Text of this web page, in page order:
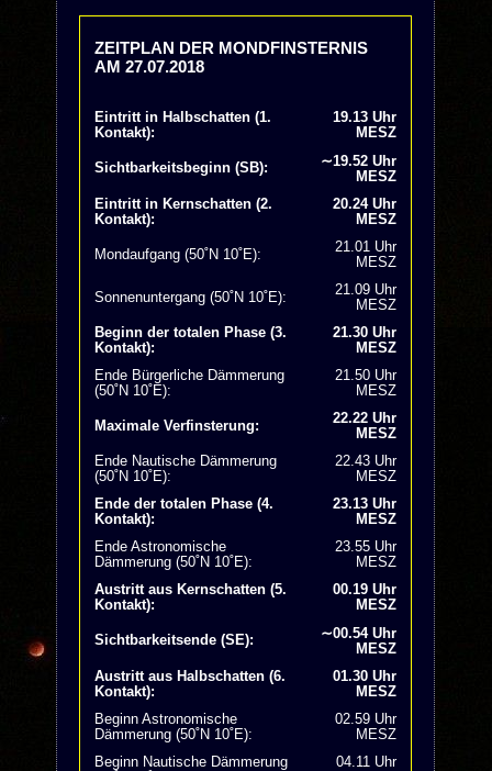
ZEITPLAN DER MONDFINSTERNIS
AM 27.07.2018
Eintritt in Halbschatten (1.
Kontakt):
19.13 Uhr
MESZ
Sichtbarkeitsbeginn (SB):
∼19.52 Uhr
MESZ
Eintritt in Kernschatten (2.
Kontakt):
20.24 Uhr
MESZ
Mondaufgang (50˚N 10˚E):
21.01 Uhr
MESZ
Sonnenuntergang (50˚N 10˚E):
21.09 Uhr
MESZ
Beginn der totalen Phase (3.
Kontakt):
21.30 Uhr
MESZ
Ende Bürgerliche Dämmerung
(50˚N 10˚E):
21.50 Uhr
MESZ
Maximale Verfinsterung:
22.22 Uhr
MESZ
Ende Nautische Dämmerung
(50˚N 10˚E):
22.43 Uhr
MESZ
Ende der totalen Phase (4.
Kontakt):
23.13 Uhr
MESZ
Ende Astronomische
Dämmerung (50˚N 10˚E):
23.55 Uhr
MESZ
Austritt aus Kernschatten (5.
Kontakt):
00.19 Uhr
MESZ
Sichtbarkeitsende (SE):
∼00.54 Uhr
MESZ
Austritt aus Halbschatten (6.
Kontakt):
01.30 Uhr
MESZ
Beginn Astronomische
Dämmerung (50˚N 10˚E):
02.59 Uhr
MESZ
Beginn Nautische Dämmerung
04.11 Uhr